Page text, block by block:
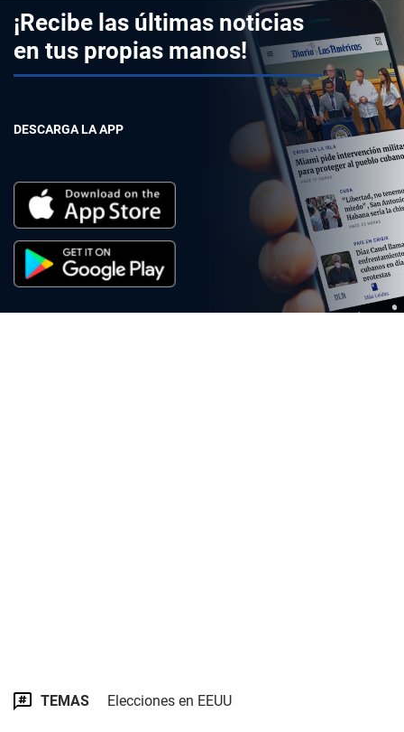
¡Recibe las últimas noticias
en tus propias manos!
DESCARGA LA APP
TEMAS Elecciones en EEUU